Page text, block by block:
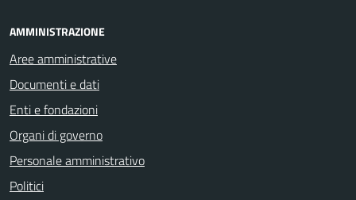
AMMINISTRAZIONE
Aree amministrative
Documenti e dati
Enti e fondazioni
Organi di governo
Personale amministrativo
Politici